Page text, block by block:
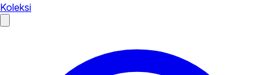
Koleksi